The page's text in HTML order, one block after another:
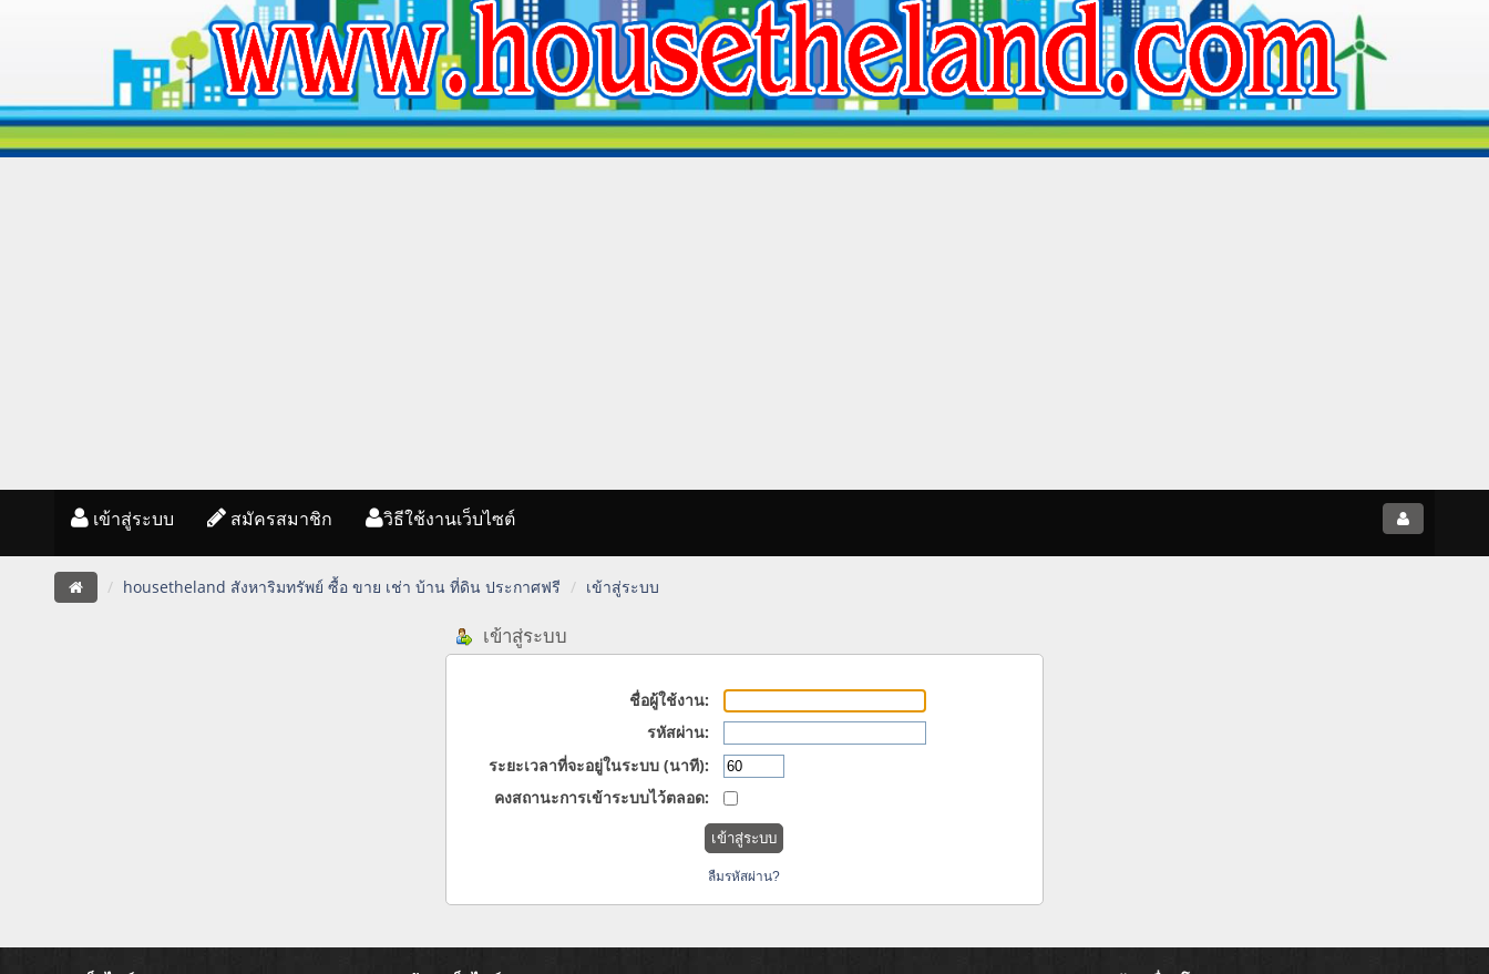
เข้าสู่ระบบ สมัครสมาชิก วิธีใช้งานเว็บไซต์
housetheland สังหาริมทรัพย์ ซื้อ ขาย เช่า บ้าน ที่ดิน ประกาศฟรี เข้าสู่ระบบ
เข้าสู่ระบบ
ชื่อผู้ใช้งาน:
รหัสผ่าน:
ระยะเวลาที่จะอยู่ในระบบ (นาที):
คงสถานะการเข้าระบบไว้ตลอด:
ลืมรหัสผ่าน?